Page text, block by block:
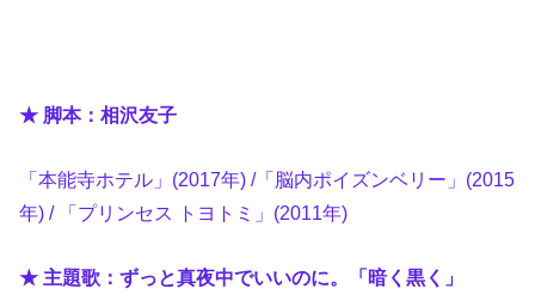
★ 脚本：相沢友子
「本能寺ホテル」(2017年) /「脳内ポイズンベリー」(2015
年) / 「プリンセス トヨトミ」(2011年)
★ 主題歌：ずっと真夜中でいいのに。「暗く黒く」